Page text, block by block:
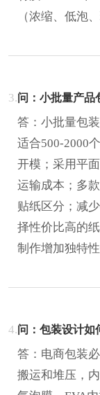
（浓缩、低泡
3.问：小批量产品
答：小批量包
适合500-2000
开模；采用平
运输成本；多
贴纸区分；减
择性价比高的
制作增加独特
4.问：包装设计如
答：电商包装
搬运和堆压，